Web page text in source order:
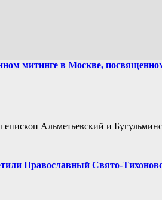
митинге в Москве,
епископ Альметьевский и
Православный Свято-